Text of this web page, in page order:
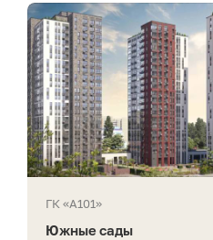
ГК «А101»
Южные сады